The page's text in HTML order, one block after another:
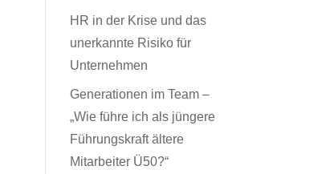
HR in der Krise und das
unerkannte Risiko für
Unternehmen
Generationen im Team –
„Wie führe ich als jüngere
Führungskraft ältere
Mitarbeiter Ü50?“